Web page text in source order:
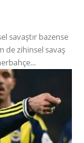
savaştır bazense